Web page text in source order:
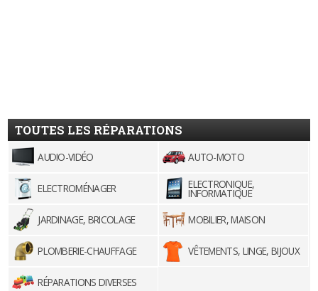
TOUTES LES RÉPARATIONS
AUDIO-VIDÉO AUTO-MOTO
ELECTROMÉNAGER ELECTRONIQUE,
INFORMATIQUE
JARDINAGE, BRICOLAGE
MOBILIER, MAISON
PLOMBERIE-CHAUFFAGE VÊTEMENTS, LINGE, BIJOUX
RÉPARATIONS DIVERSES